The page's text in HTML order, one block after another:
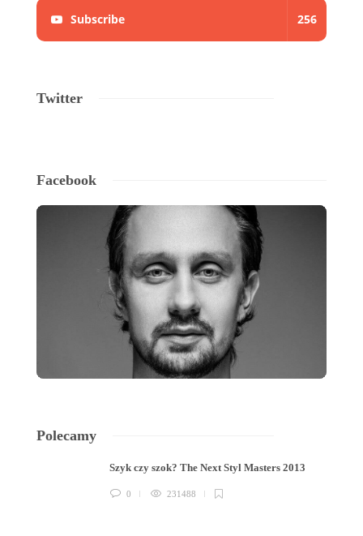
Subscribe 256
Twitter
Facebook
Polecamy
Szyk czy szok? The Next Styl Masters 2013
0 231488